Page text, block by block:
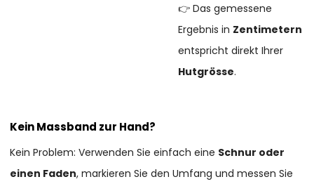
👉 Das gemessene
Ergebnis in Zentimetern
entspricht direkt Ihrer
Hutgrösse.
Kein Massband zur Hand?
Kein Problem: Verwenden Sie einfach eine Schnur oder
einen Faden, markieren Sie den Umfang und messen Sie